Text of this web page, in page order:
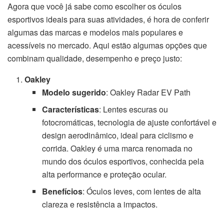
Agora que você já sabe como escolher os óculos
esportivos ideais para suas atividades, é hora de conferir
algumas das marcas e modelos mais populares e
acessíveis no mercado. Aqui estão algumas opções que
combinam qualidade, desempenho e preço justo:
Oakley
Modelo sugerido: Oakley Radar EV Path
Características: Lentes escuras ou
fotocromáticas, tecnologia de ajuste confortável e
design aerodinâmico, ideal para ciclismo e
corrida. Oakley é uma marca renomada no
mundo dos óculos esportivos, conhecida pela
alta performance e proteção ocular.
Benefícios: Óculos leves, com lentes de alta
clareza e resistência a impactos.